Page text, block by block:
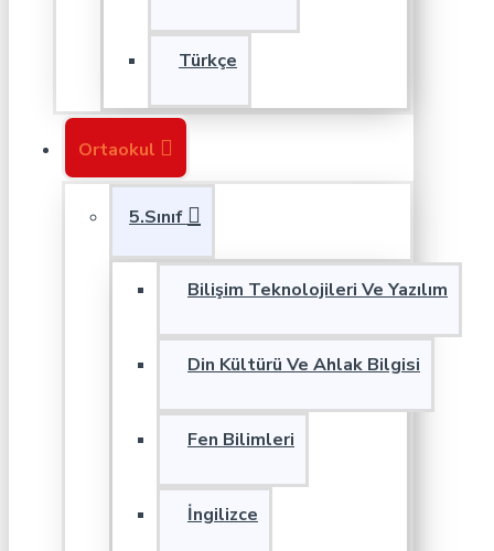
Türkçe
Ortaokul
5.Sınıf
Bilişim Teknolojileri Ve Yazılım
Din Kültürü Ve Ahlak Bilgisi
Fen Bilimleri
İngilizce